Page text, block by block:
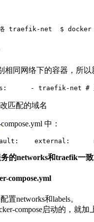
络 traefik-net $
相同网络下的容器，所
- traefik-net #
匹配的域名
中：
    external:
的networks和traefik一
compose.yml
置networks和labels。
compose启动的，就加